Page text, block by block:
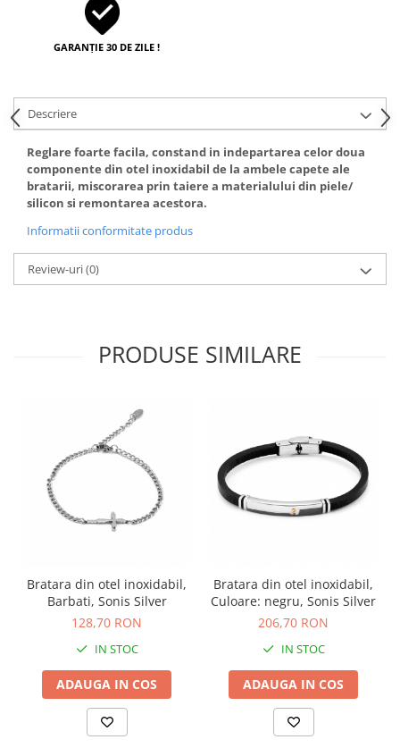
GARANȚIE 30 DE ZILE !
Descriere
Reglare foarte facila, constand in indepartarea celor doua
componente din otel inoxidabil de la ambele capete ale
bratarii, miscorarea prin taiere a materialului din piele/
silicon si remontarea acestora.
Informatii conformitate produs
Review-uri(0)
PRODUSE SIMILARE
Bratara din otel inoxidabil,
Barbati, Sonis Silver
128,70 RON
IN STOC
ADAUGA IN COS
Bratara din otel inoxidabil,
Culoare: negru, Sonis Silver
206,70 RON
IN STOC
ADAUGA IN COS